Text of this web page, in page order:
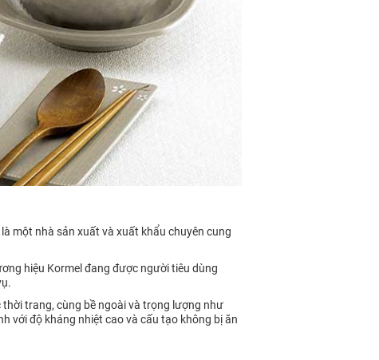
một nhà sản xuất và xuất khẩu chuyên cung
hiệu Kormel đang được người tiêu dùng
trang, cùng bề ngoài và trọng lượng như
với độ kháng nhiệt cao và cấu tạo không bị ăn